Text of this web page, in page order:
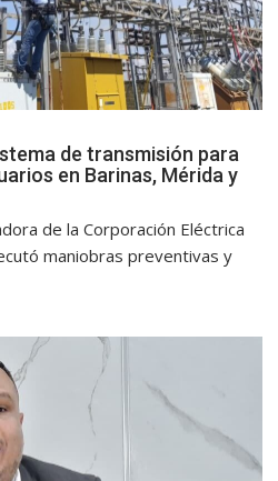
de transmisión para
en Barinas, Mérida y
de la Corporación Eléctrica
maniobras preventivas y